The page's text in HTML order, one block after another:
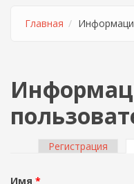
Главная
Регистрация
Имя *